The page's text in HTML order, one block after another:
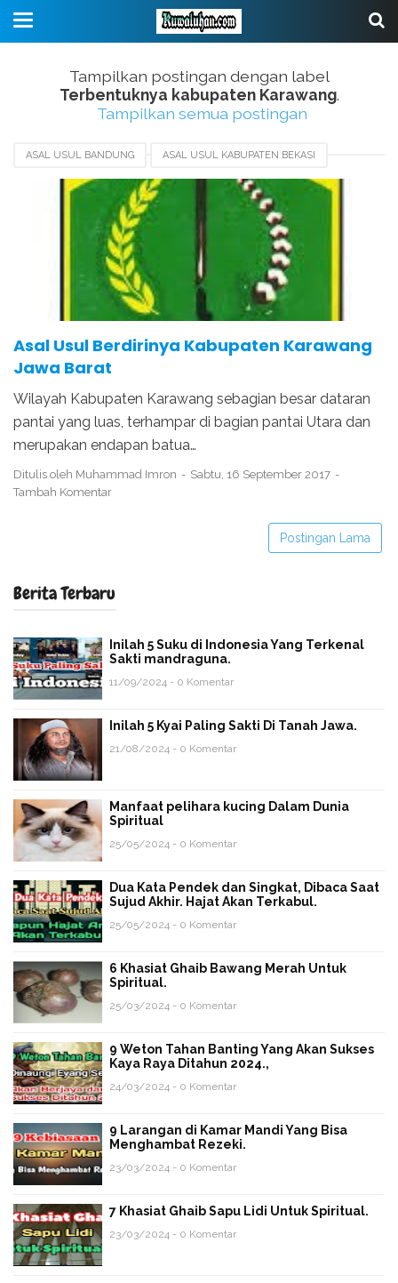
Tampilkan postingan dengan label
Terbentuknya kabupaten Karawang.
Tampilkan semua postingan
ASAL USUL BANDUNG ASAL USUL KABUPATEN BEKASI
ASAL USUL KABUPATEN CIAMIS ASAL USUL KABUPATEN CIANJUR
ASAL USUL KARAWANG HARI JADI KABUPATEN KARAWANG
SEJARAH KARAWANG TERBENTUKNYA KABUPATEN KARAWANG
Asal Usul Berdirinya Kabupaten Karawang
Jawa Barat
Wilayah Kabupaten Karawang sebagian besar dataran
pantai yang luas, terhampar di bagian pantai Utara dan
merupakan endapan batua…
Ditulis oleh Muhammad Imron
Sabtu, 16 September 2017
Tambah Komentar
Postingan Lama
Berita Terbaru
Inilah 5 Suku di Indonesia Yang Terkenal
Sakti mandraguna.
11/09/2024 - 0 Komentar
Inilah 5 Kyai Paling Sakti Di Tanah Jawa.
21/08/2024 - 0 Komentar
Manfaat pelihara kucing Dalam Dunia
Spiritual
25/05/2024 - 0 Komentar
Dua Kata Pendek dan Singkat, Dibaca Saat
Sujud Akhir. Hajat Akan Terkabul.
25/05/2024 - 0 Komentar
6 Khasiat Ghaib Bawang Merah Untuk
Spiritual.
25/03/2024 - 0 Komentar
9 Weton Tahan Banting Yang Akan Sukses
Kaya Raya Ditahun 2024.,
24/03/2024 - 0 Komentar
9 Larangan di Kamar Mandi Yang Bisa
Menghambat Rezeki.
23/03/2024 - 0 Komentar
7 Khasiat Ghaib Sapu Lidi Untuk Spiritual.
23/03/2024 - 0 Komentar